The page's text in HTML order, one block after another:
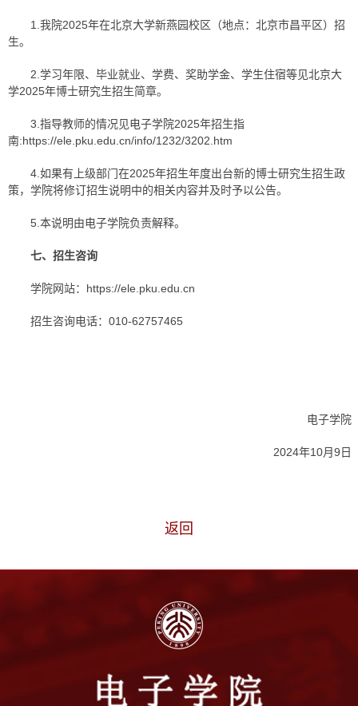
1.我院2025年在北京大学新燕园校区（地点：北京市昌平区）招
生。
2.学习年限、毕业就业、学费、奖助学金、学生住宿等见北京大
学2025年博士研究生招生简章。
3.指导教师的情况见电子学院2025年招生指
南:https://ele.pku.edu.cn/info/1232/3202.htm
4.如果有上级部门在2025年招生年度出台新的博士研究生招生政
策，学院将修订招生说明中的相关内容并及时予以公告。
5.本说明由电子学院负责解释。
七、招生咨询
学院网站：https://ele.pku.edu.cn
招生咨询电话：010-62757465
电子学院
2024年10月9日
返回